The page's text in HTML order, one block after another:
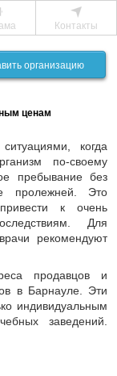
Контакты
организацию
ценам
когда
по-своему
пребывание без
пролежней. Это
к очень
Для
рекомендуют
продавцов и
в Барнауле. Эти
индивидуальным
заведений.